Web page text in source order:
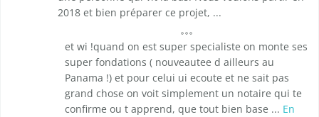
2018 et bien préparer ce projet, ...
et wi !quand on est super specialiste on monte ses
super fondations ( nouveautee d ailleurs au
Panama !) et pour celui ui ecoute et ne sait pas
grand chose on voit simplement un notaire qui te
confirme ou t apprend, que tout bien base ... En